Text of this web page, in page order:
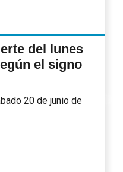
del lunes
el signo